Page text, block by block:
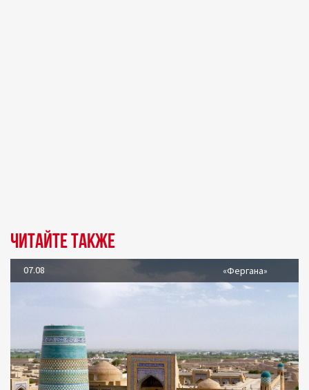
Читайте также
07.08 «Фергана»